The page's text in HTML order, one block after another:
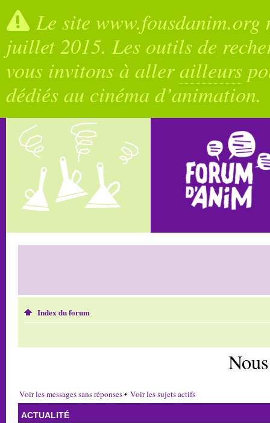
Le site
juillet 2015. Les outils de
vous invitons à allerailleurs
dédiés au cinéma d’animation.
Index du forum
Voir les messages sans réponses• Voir les sujets actifs
ACTUALITÉ